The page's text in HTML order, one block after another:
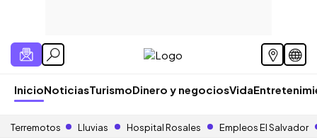
InicioNoticiasTurismoDinero y negociosVida
Terremotos Lluvias Hospital Rosales Empleos El Salvador